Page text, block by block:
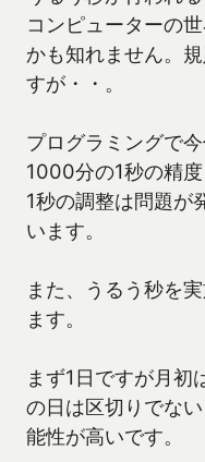
コンピューターの
かも知れません。
すが・・。
プログラミングで
1000分の1秒の精度
1秒の調整は問題が
います。
また、うるう秒を
ます。
まず1日ですが月初
の日は区切りでな
能性が高いです。